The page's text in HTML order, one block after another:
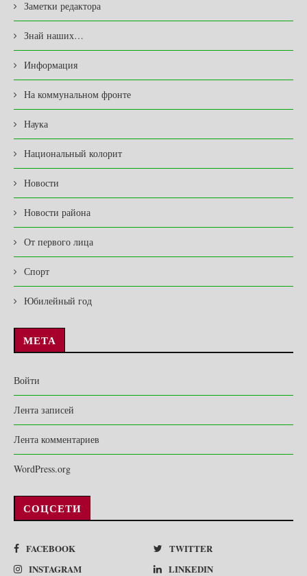
Заметки редактора
Знай наших…
Информация
На коммунальном фронте
Наука
Национальный колорит
Новости
Новости района
От первого лица
Спорт
Юбилейный год
МЕТА
Войти
Лента записей
Лента комментариев
WordPress.org
СОЦСЕТИ
FACEBOOK
TWITTER
INSTAGRAM
LINKEDIN